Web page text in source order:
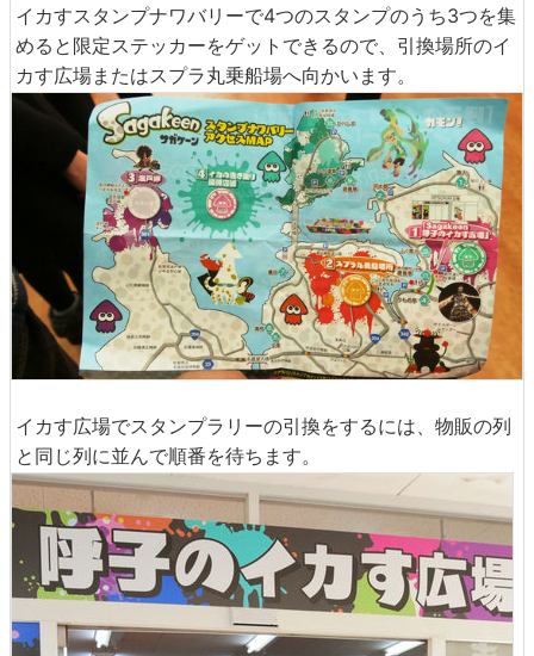
イカすスタンプナワバリーで4つのスタンプのうち3つを集
めると限定ステッカーをゲットできるので、引換場所のイ
カす広場またはスプラ丸乗船場へ向かいます。
イカす広場でスタンプラリーの引換をするには、物販の列
と同じ列に並んで順番を待ちます。